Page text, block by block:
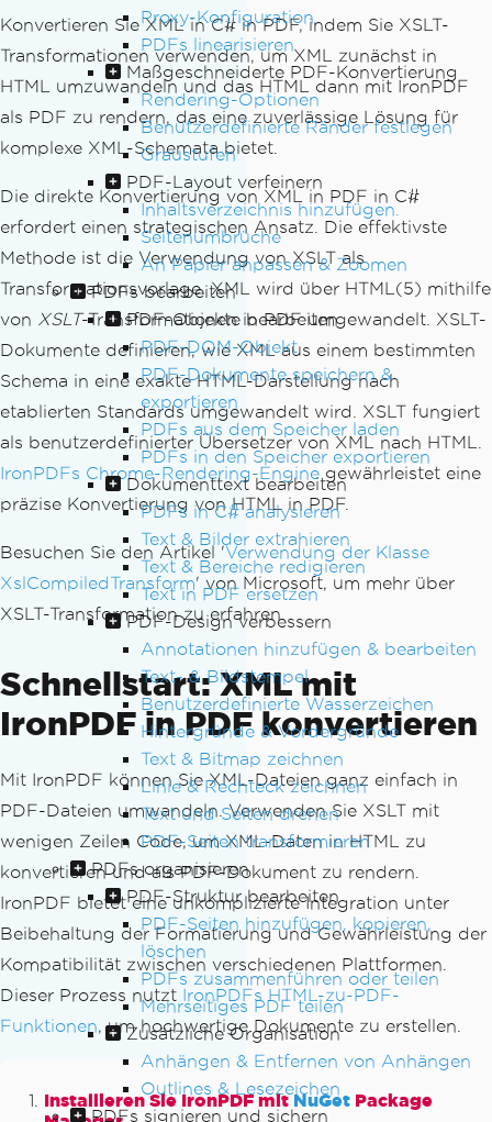
Proxy-Konfiguration
PDFs linearisieren
Maßgeschneiderte PDF-Konvertierung
Rendering-Optionen
Benutzerdefinierte Ränder festlegen
Graustufen
PDF-Layout verfeinern
Inhaltsverzeichnis hinzufügen.
Seitenumbrüche
An Papier anpassen & Zoomen
PDFs bearbeiten
PDF-Objekte bearbeiten
PDF-DOM-Objekt
PDF-Dokumente speichern &
exportieren
PDFs aus dem Speicher laden
PDFs in den Speicher exportieren
Dokumenttext bearbeiten
PDFs in C# analysieren
Text & Bilder extrahieren
Text & Bereiche redigieren
Text in PDF ersetzen
PDF-Design verbessern
Annotationen hinzufügen & bearbeiten
Text- & Bildstempel
Benutzerdefinierte Wasserzeichen
Hintergründe & Vordergründe
Text & Bitmap zeichnen
Linie & Rechteck zeichnen
Text und Seiten drehen
PDF-Seiten transformieren
PDFs organisieren
PDF-Struktur bearbeiten
PDF-Seiten hinzufügen, kopieren,
löschen
PDFs zusammenführen oder teilen
Mehrseitiges PDF teilen
Zusätzliche Organisation
Anhängen & Entfernen von Anhängen
Outlines & Lesezeichen
PDFs signieren und sichern
Konvertieren Sie XML in C# in PDF, indem Sie XSLT-
Transformationen verwenden, um XML zunächst in
HTML umzuwandeln und das HTML dann mit IronPDF
als PDF zu rendern, das eine zuverlässige Lösung für
komplexe XML-Schemata bietet.
Die direkte Konvertierung von XML in PDF in C#
erfordert einen strategischen Ansatz. Die effektivste
Methode ist die Verwendung von XSLT als
Transformationsvorlage. XML wird über HTML(5) mithilfe
von XSLT-Transformationen in PDF umgewandelt. XSLT-
Dokumente definieren, wie XML aus einem bestimmten
Schema in eine exakte HTML-Darstellung nach
etablierten Standards umgewandelt wird. XSLT fungiert
als benutzerdefinierter Übersetzer von XML nach HTML.
IronPDFs Chrome-Rendering-Enginegewährleistet eine
präzise Konvertierung von HTML in PDF.
Besuchen Sie den Artikel 'Verwendung der Klasse
XslCompiledTransform' von Microsoft, um mehr über
XSLT-Transformation zu erfahren.
Schnellstart: XML mit
IronPDF in PDF konvertieren
Mit IronPDF können Sie XML-Dateien ganz einfach in
PDF-Dateien umwandeln. Verwenden Sie XSLT mit
wenigen Zeilen Code, um XML-Daten in HTML zu
konvertieren und als PDF-Dokument zu rendern.
IronPDF bietet eine unkomplizierte Integration unter
Beibehaltung der Formatierung und Gewährleistung der
Kompatibilität zwischen verschiedenen Plattformen.
Dieser Prozess nutzt IronPDFs HTML-zu-PDF-
Funktionen, um hochwertige Dokumente zu erstellen.
Installieren Sie IronPDF mitNuGet Package